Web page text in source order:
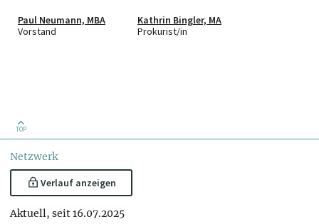
Paul Neumann, MBA
Vorstand
Kathrin Bingler, MA
Prokurist/in
TOP
Netzwerk
Verlauf anzeigen
Aktuell, seit 16.07.2025